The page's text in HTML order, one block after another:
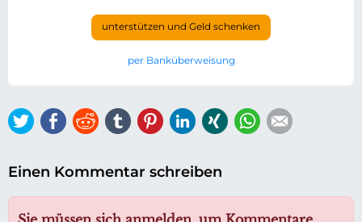
unterstützen und Geld schenken
per Banküberweisung
TwitterFacebook
ReddittumblrPinterestLinkedIn
Xing WhatsApp
Einen Kommentar schreiben